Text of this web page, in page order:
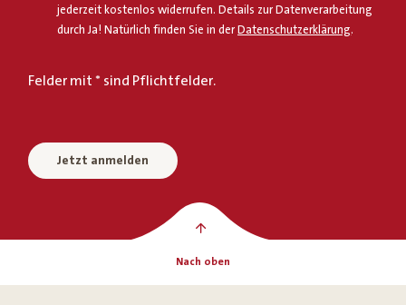
jederzeit kostenlos widerrufen. Details zur Datenverarbeitung
durch Ja! Natürlich finden Sie in der Datenschutzerklärung.
Felder mit * sind Pflichtfelder.
Jetzt anmelden
Nach oben